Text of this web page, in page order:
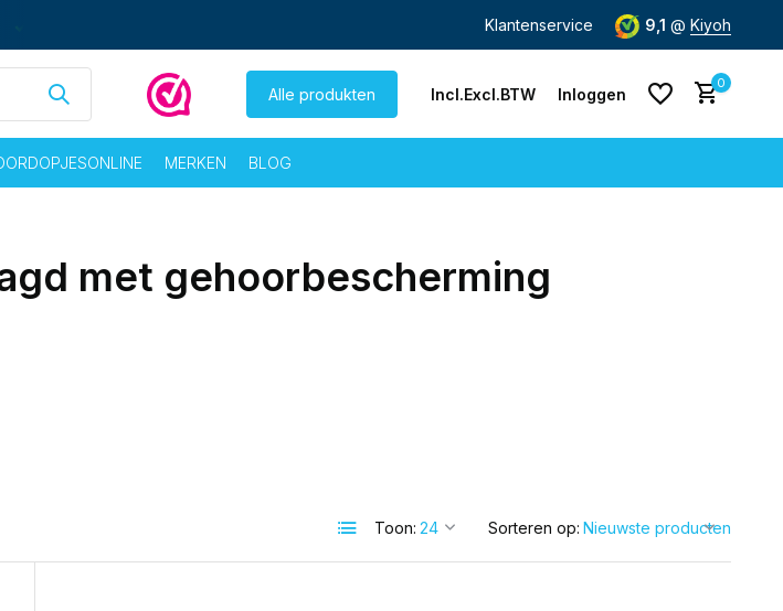
Gratis verzending vanaf € 60,-
Klantenservice 9,1 @ Kiyoh
Alle produkten Incl.Excl.BTW Inloggen
Account aanmaken
0
MERKEN BLOG
met gehoorbescherming
Toon: Sorteren op: